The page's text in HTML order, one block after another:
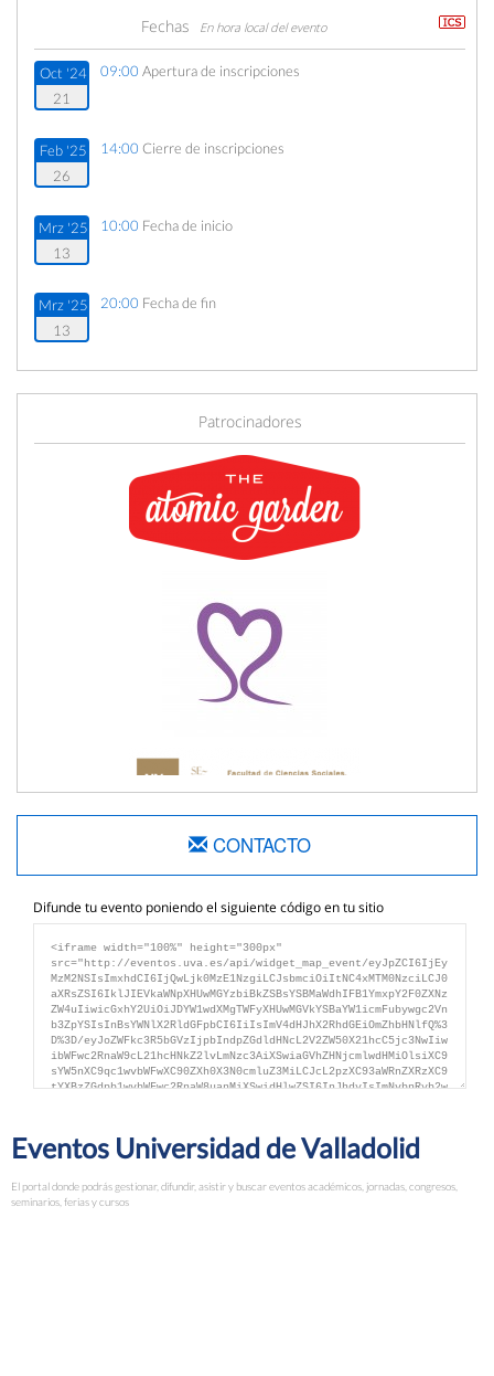
Fechas En hora local del evento
Oct '24
21
09:00 Apertura de inscripciones
Feb '25
26
14:00 Cierre de inscripciones
Mrz '25
13
10:00 Fecha de inicio
Mrz '25
13
20:00 Fecha de fin
Patrocinadores
CONTACTO
Difunde tu evento poniendo el siguiente código en tu sitio
Eventos Universidad de Valladolid
El portal donde podrás gestionar, difundir, asistir y buscar eventos académicos, jornadas, congresos,
seminarios, ferias y cursos